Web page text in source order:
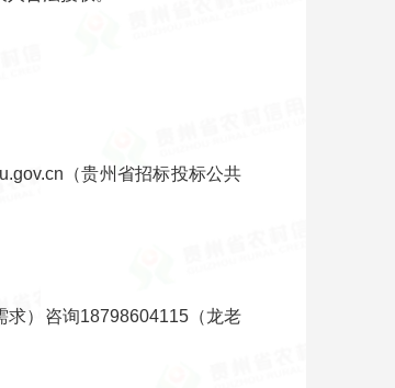
（贵州省招标投标公共
求）咨询18798604115（龙老